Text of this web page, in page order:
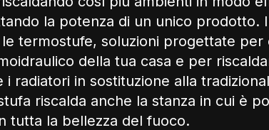
la potenza di un unico prodotto.
termostufe, soluzioni progettate per
della tua casa e per
i radiatori in sostituzione alla
riscalda anche la stanza in cui è
tutta la bellezza del fuoco.